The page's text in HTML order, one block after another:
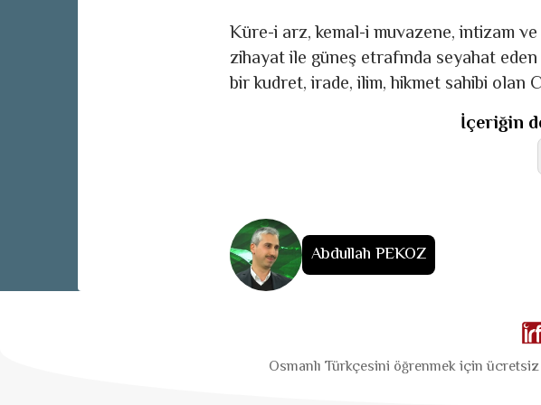
Küre-i arz, kemal-i muvazene, intizam
zihayat ile güneş etrafında seyahat
bir kudret, irade, ilim, hikmet sahibi olan
İçeriğin
Abdullah PEKOZ
Osmanlı Türkçesini öğrenmek için